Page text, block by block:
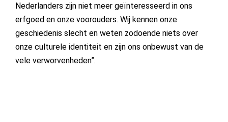
Nederlanders zijn niet meer geïnteresseerd in ons
erfgoed en onze voorouders. Wij kennen onze
geschiedenis slecht en weten zodoende niets over
onze culturele identiteit en zijn ons onbewust van de
vele verworvenheden”.